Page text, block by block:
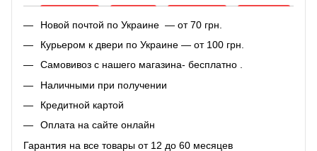
Новой почтой по Украине — от 70 грн.
Курьером к двери по Украине — от 100 грн.
Самовивоз с нашего магазина- бесплатно .
Наличными при получении
Кредитной картой
Оплата на сайте онлайн
Гарантия на все товары от 12 до 60 месяцев